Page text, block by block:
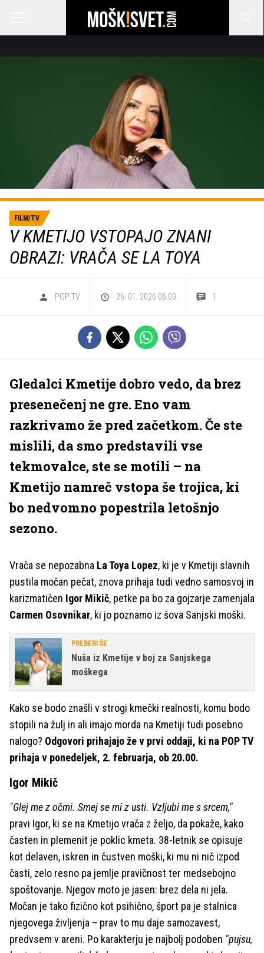
FILM/TV
V KMETIJO VSTOPAJO ZNANI
OBRAZI: VRAČA SE LA TOYA
POP TV 26. 01. 2026 06.00 1
Gledalci Kmetije dobro vedo, da brez
presenečenj ne gre. Eno vam
razkrivamo že pred začetkom. Če ste
mislili, da smo predstavili vse
tekmovalce, ste se motili – na
Kmetijo namreč vstopa še trojica, ki
bo nedvomno popestrila letošnjo
sezono.
Vrača se nepozabna La Toya Lopez, ki je v Kmetiji slavnih
pustila močan pečat, znova prihaja tudi vedno samosvoj in
karizmatičen Igor Mikič, petke pa bo za gojzarje zamenjala
Carmen Osovnikar, ki jo poznamo iz šova Sanjski moški.
PREBERI ŠE
Nuša iz Kmetije v boj za Sanjskega
moškega
Kako se bodo znašli v strogi kmečki realnosti, komu bodo
stopili na žulj in ali imajo morda na Kmetiji tudi posebno
nalogo? Odgovori prihajajo že v prvi oddaji, ki na POP TV
prihaja v ponedeljek, 2. februarja, ob 20.00.
Igor Mikič
"Glej me z očmi. Smej se mi z usti. Vzljubi me s srcem,"
pravi Igor, ki se na Kmetijo vrača z željo, da pokaže, kako
časten in plemenit je poklic kmeta. 38-letnik se opisuje
kot delaven, iskren in čustven moški, ki mu ni nič izpod
časti, zelo resno pa jemlje pravičnost ter medsebojno
spoštovanje. Njegov moto je jasen: brez dela ni jela.
Močan je tako fizično kot psihično, šport pa je stalnica
njegovega življenja – prav to mu daje samozavest,
predvsem v areni. Po karakterju je najbolj podoben "pujsu,